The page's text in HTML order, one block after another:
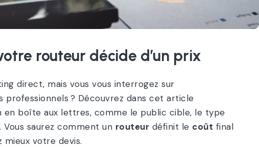
routeur décide d’un prix
direct, mais vous vous interrogez sur
professionnels ? Découvrez dans cet article
en boîte aux lettres, comme le public cible, le type
Vous saurez comment un routeur définit le coût final
votre devis.